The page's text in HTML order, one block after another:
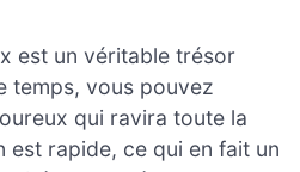
est un véritable trésor
temps, vous pouvez
qui ravira toute la
est rapide, ce qui en fait un